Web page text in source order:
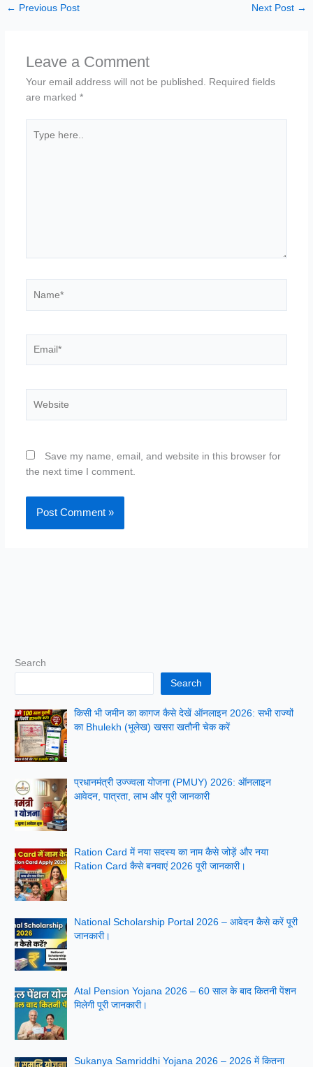
← Previous Post Next Post →
Leave a Comment
Your email address will not be published.
Required fields
are marked *
here..
Save my name, email, and website in this browser for
the next time I comment.
Search
Search
किसी भी जमीन का कागज कैसे देखें ऑनलाइन 2026: सभी राज्यों
का Bhulekh (भूलेख) खसरा खतौनी चेक करें
प्रधानमंत्री उज्ज्वला योजना (PMUY) 2026: ऑनलाइन
आवेदन, पात्रता, लाभ और पूरी जानकारी
Ration Card में नया सदस्य का नाम कैसे जोड़ें और नया
Ration Card कैसे बनवाएं 2026 पूरी जानकारी।
National Scholarship Portal 2026 – आवेदन कैसे करें पूरी
जानकारी।
Atal Pension Yojana 2026 – 60 साल के बाद कितनी पेंशन
मिलेगी पूरी जानकारी।
Sukanya Samriddhi Yojana 2026 – 2026 में कितना